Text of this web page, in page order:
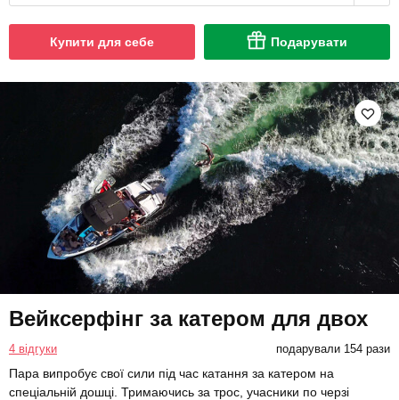
Купити для себе Подарувати
Вейксерфінг за катером для двох
4 відгуки подарували 154 рази
Пара випробує свої сили під час катання за катером на
спеціальній дошці. Тримаючись за трос, учасники по черзі